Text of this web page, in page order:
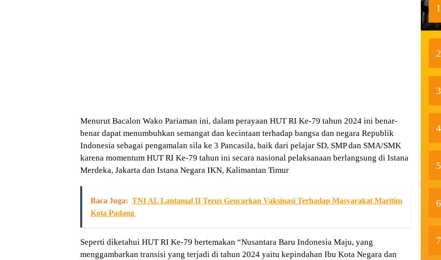
Menurut Bacalon Wako Pariaman ini, dalam perayaan HUT RI Ke-79 tahun 2024 ini benar-
benar dapat menumbuhkan semangat dan kecintaan terhadap bangsa dan negara Republik
Indonesia sebagai pengamalan sila ke 3 Pancasila, baik dari pelajar SD, SMP dan SMA/SMK
karena momentum HUT RI Ke-79 tahun ini secara nasional pelaksanaan berlangsung di Istana
Merdeka, Jakarta dan Istana Negara IKN, Kalimantan Timur
Baca Juga: TNI AL Lantamal II Terus Gencarkan Vaksinasi Terhadap Masyarakat Maritim
Kota Padang
Seperti diketahui HUT RI Ke-79 bertemakan “Nusantara Baru Indonesia Maju, yang
menggambarkan transisi yang terjadi di tahun 2024 yaitu kepindahan Ibu Kota Negara dan
1
2
3
4
5
6
7